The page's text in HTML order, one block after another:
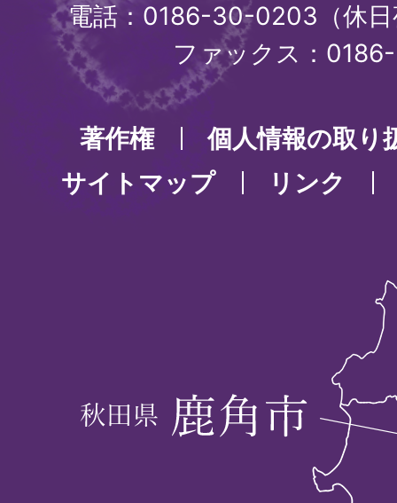
電話：0186-30-0203（休
ファックス：
著作権
個人情報の取り
サイトマップ
リンク